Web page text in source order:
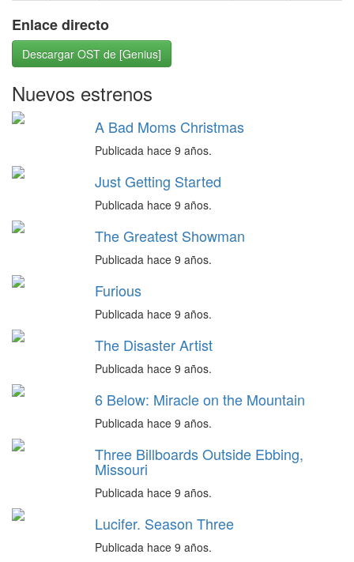
Enlace directo
Descargar OST de [Genius]
Nuevos estrenos
A Bad Moms Christmas
Publicada hace 9 años.
Just Getting Started
Publicada hace 9 años.
The Greatest Showman
Publicada hace 9 años.
Furious
Publicada hace 9 años.
The Disaster Artist
Publicada hace 9 años.
6 Below: Miracle on the Mountain
Publicada hace 9 años.
Three Billboards Outside Ebbing,
Missouri
Publicada hace 9 años.
Lucifer. Season Three
Publicada hace 9 años.